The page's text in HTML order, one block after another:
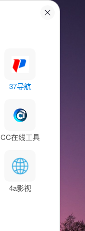
37导航
CC在线工具
4a影视